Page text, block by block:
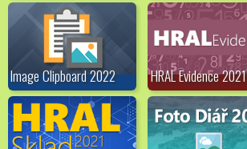
Image Clipboard 2022 HRAL Evidence 2021